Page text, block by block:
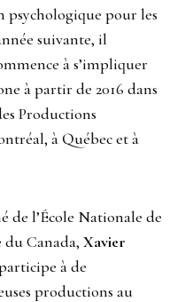
psychologique pour les
suivante, il
à s’impliquer
à partir de 2016 dans
Productions
à Québec et à
de l’École Nationale de
du Canada,Xavier
à de
productions au